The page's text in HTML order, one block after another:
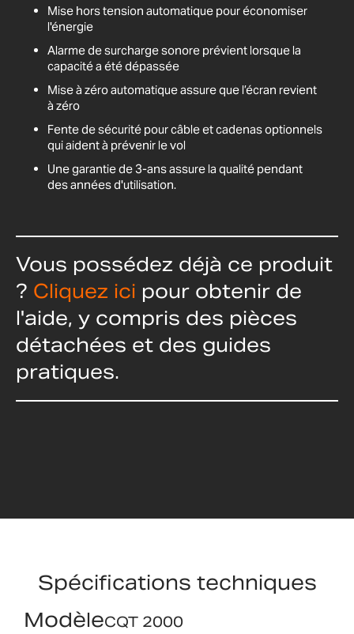
Mise hors tension automatique pour économiser
l'énergie
Alarme de surcharge sonore prévient lorsque la
capacité a été dépassée
Mise à zéro automatique assure que l’écran revient
à zéro
Fente de sécurité pour câble et cadenas optionnels
qui aident à prévenir le vol
Une garantie de 3-ans assure la qualité pendant
des années d'utilisation.
Vous possédez déjà ce produit
? Cliquez ici pour obtenir de
l'aide, y compris des pièces
détachées et des guides
pratiques.
Spécifications techniques
ModèleCQT 2000